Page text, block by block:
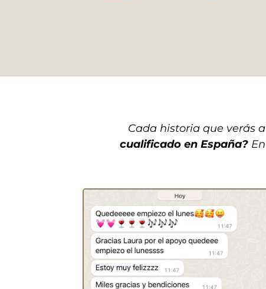
Cada historia que verás
cualificado en España?